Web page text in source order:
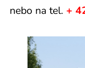
nebo na tel. +